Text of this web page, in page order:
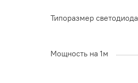
Типоразмер светодиода
Мощность на 1м